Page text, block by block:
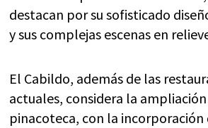
destacan por su sofisticado
y sus complejas escenas en
El Cabildo, además de las
actuales, considera la
pinacoteca, con la incorporación